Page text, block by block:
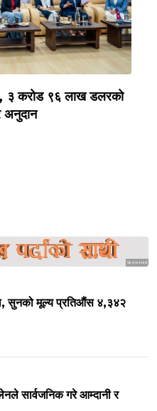
३ करोड ९६ लाख डलरको
अनुदान
Sponsored
सुनको मूल्य प्रतिऔंस ४,३४२
सार्वजनिक गरे आम्दानी र